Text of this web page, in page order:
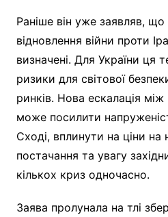
Раніше він уже заявляв, що
відновлення війни проти
визначені. Для України ця
ризики для світової
ринків. Нова ескалація між
може посилити
Сході, вплинути на ціни
постачання та увагу
кількох криз одночасно.
Заява пролунала на тлі